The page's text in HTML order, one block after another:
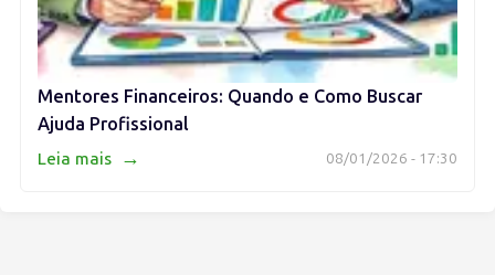
Mentores Financeiros: Quando e Como Buscar
Ajuda Profissional
08/01/2026 - 17:30
Leia mais →